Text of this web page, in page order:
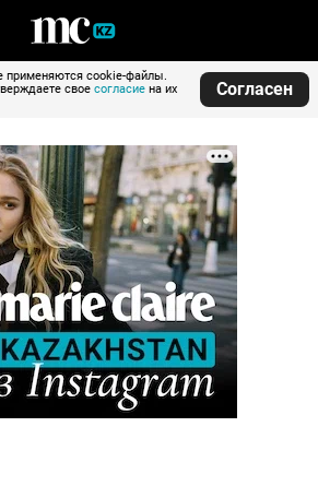
применяются cookie-файлы.
свое согласие на их
Согласен